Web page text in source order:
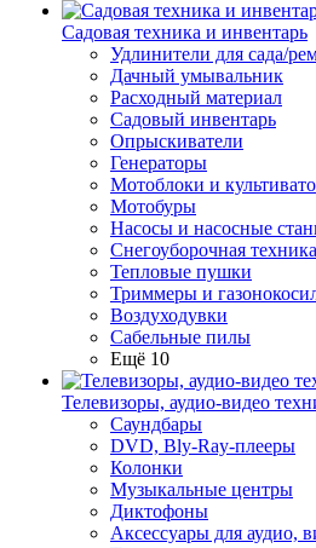
Садовая техника и инвентарь
Удлинители для сада/
Дачный умывальник
Расходный материал
Садовый инвентарь
Опрыскиватели
Генераторы
Мотоблоки и
Мотобуры
Насосы и насосные
Снегоуборочная техника
Тепловые пушки
Триммеры и
Воздуходувки
Сабельные пилы
Ещё 10
Телевизоры, аудио-видео
Саундбары
DVD, Bly-Ray-плееры
Колонки
Музыкальные центры
Диктофоны
Аксессуары для аудио,